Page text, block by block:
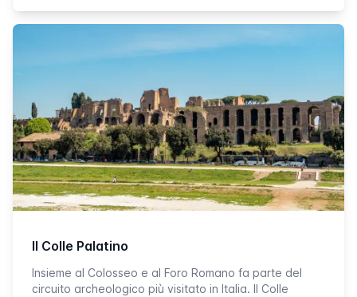
Il Colle Palatino
Insieme al Colosseo e al Foro Romano fa parte del
circuito archeologico più visitato in Italia. ll Colle